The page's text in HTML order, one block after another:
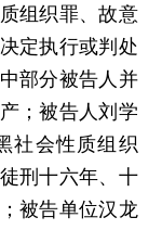
组织罪、故意
定执行或判处
部分被告人并
；被告人刘学
社会性质组织
刑十六年、十
被告单位汉龙